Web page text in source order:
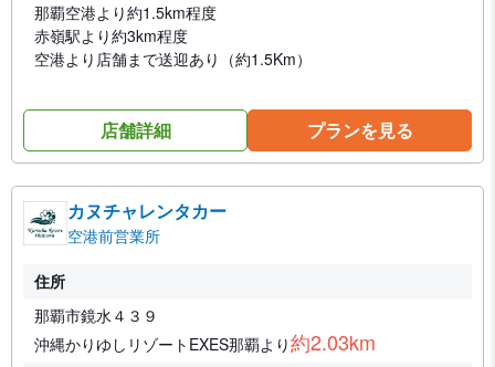
那覇空港より約1.5km程度
赤嶺駅より約3km程度
空港より店舗まで送迎あり（約1.5Km）
店舗詳細 プランを見る
カヌチャレンタカー
空港前営業所
住所
那覇市鏡水４３９
沖縄かりゆしリゾートEXES那覇より約2.03km